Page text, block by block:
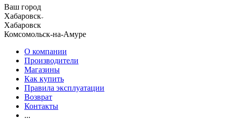
Ваш город
Хабаровск
Хабаровск
Комсомольск-на-Амуре
О компании
Производители
Магазины
Как купить
Правила эксплуатации
Возврат
Контакты
...